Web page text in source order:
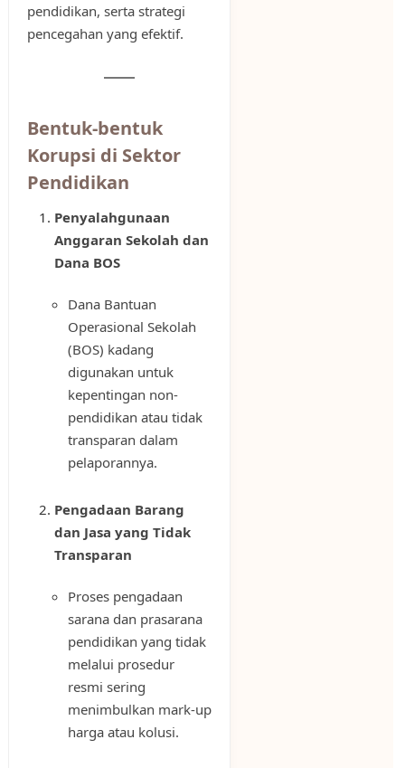
pendidikan, serta strategi
pencegahan yang efektif.
Bentuk-bentuk
Korupsi di Sektor
Pendidikan
Penyalahgunaan
Anggaran Sekolah dan
Dana BOS
Dana Bantuan
Operasional Sekolah
(BOS) kadang
digunakan untuk
kepentingan non-
pendidikan atau tidak
transparan dalam
pelaporannya.
Pengadaan Barang
dan Jasa yang Tidak
Transparan
Proses pengadaan
sarana dan prasarana
pendidikan yang tidak
melalui prosedur
resmi sering
menimbulkan mark-up
harga atau kolusi.